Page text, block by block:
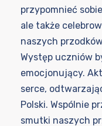
przypomnieć
ale także
naszych
Występ uczniów
emocjonujący.
serce,
Polski. Wspólnie
smutki naszych